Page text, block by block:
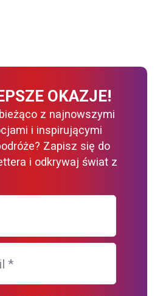
OKAZJE!
z najnowszymi
i inspirującymi
Zapisz się do
i odkrywaj świat z
*